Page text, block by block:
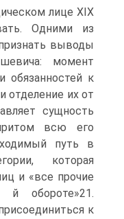
лице XIX
Одними из
выводы
момент
обязанностей к
отделение их от
сущность
всю его
путь в
которая
и «все прочие
й обороте»21.
к